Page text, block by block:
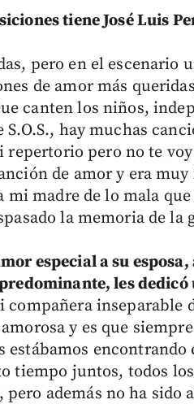
tiene José Luis
pero en el escenario
de amor más
canten los niños,
S.O.S., hay muchas
repertorio pero no te
de amor y era muy
mi madre de lo mala
la memoria de la
especial a su
les dedicó
compañera inseparable
y es que
encontrando
tiempo juntos, todos
además no ha sido